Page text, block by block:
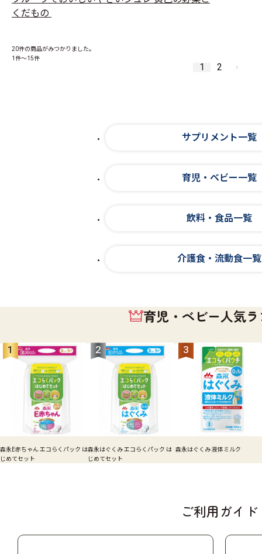
くだもの
20件の商品がみつかりました。
1件～15件
1 2
サプリメント一覧
育児・ベビー一覧
飲料・食品一覧
介護食・流動食一覧
育児・ベビー人気
1
森永E赤ちゃん エコらくパック は
じめてセット
2
森永はぐくみ エコらくパック は
じめてセット
3
森永はぐくみ 液体ミルク
ご利用ガイド